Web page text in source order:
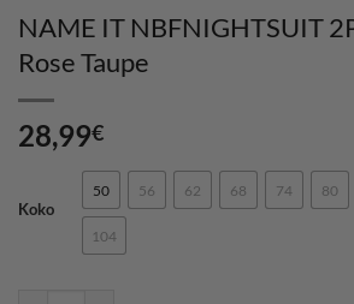
NAME IT NBFNIGHTSUIT
Rose Taupe
28,99€
Koko
50 56 62 68 74 80
104